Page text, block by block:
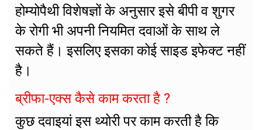
होम्योपैथी विशेषज्ञों के अनुसार इसे बीपी व शुगर
के रोगी भी अपनी नियमित दवाओं के साथ ले
सकते हैं। इसलिए इसका कोई साइड इफेक्ट नहीं
है।
ब्रीफा-एक्स कैसे काम करता है ?
कुछ दवाइयां इस थ्योरी पर काम करती है कि